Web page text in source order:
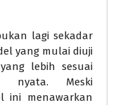
lagi sekadar
yang mulai diuji
lebih sesuai
nyata. Meski
ini menawarkan